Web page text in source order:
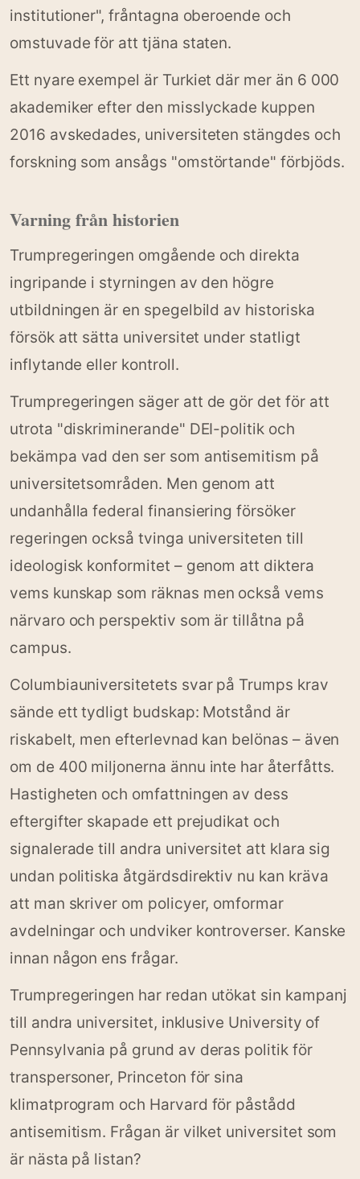
institutioner", fråntagna oberoende och
omstuvade för att tjäna staten.
Ett nyare exempel är Turkiet där mer än 6 000
akademiker efter den misslyckade kuppen
2016 avskedades, universiteten stängdes och
forskning som ansågs "omstörtande" förbjöds.
Varning från historien
Trumpregeringen omgående och direkta
ingripande i styrningen av den högre
utbildningen är en spegelbild av historiska
försök att sätta universitet under statligt
inflytande eller kontroll.
Trumpregeringen säger att de gör det för att
utrota "diskriminerande" DEI-politik och
bekämpa vad den ser som antisemitism på
universitetsområden. Men genom att
undanhålla federal finansiering försöker
regeringen också tvinga universiteten till
ideologisk konformitet – genom att diktera
vems kunskap som räknas men också vems
närvaro och perspektiv som är tillåtna på
campus.
Columbiauniversitetets svar på Trumps krav
sände ett tydligt budskap: Motstånd är
riskabelt, men efterlevnad kan belönas – även
om de 400 miljonerna ännu inte har återfåtts.
Hastigheten och omfattningen av dess
eftergifter skapade ett prejudikat och
signalerade till andra universitet att klara sig
undan politiska åtgärdsdirektiv nu kan kräva
att man skriver om policyer, omformar
avdelningar och undviker kontroverser. Kanske
innan någon ens frågar.
Trumpregeringen har redan utökat sin kampanj
till andra universitet, inklusive University of
Pennsylvania på grund av deras politik för
transpersoner, Princeton för sina
klimatprogram och Harvard för påstådd
antisemitism. Frågan är vilket universitet som
är nästa på listan?